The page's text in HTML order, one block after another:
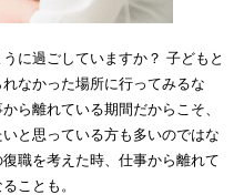
に過ごしていますか？ 子どもと
なかった場所に行ってみるな
ら離れている期間だからこそ、
と思っている方も多いのではな
職を考えた時、仕事から離れて
ことも。